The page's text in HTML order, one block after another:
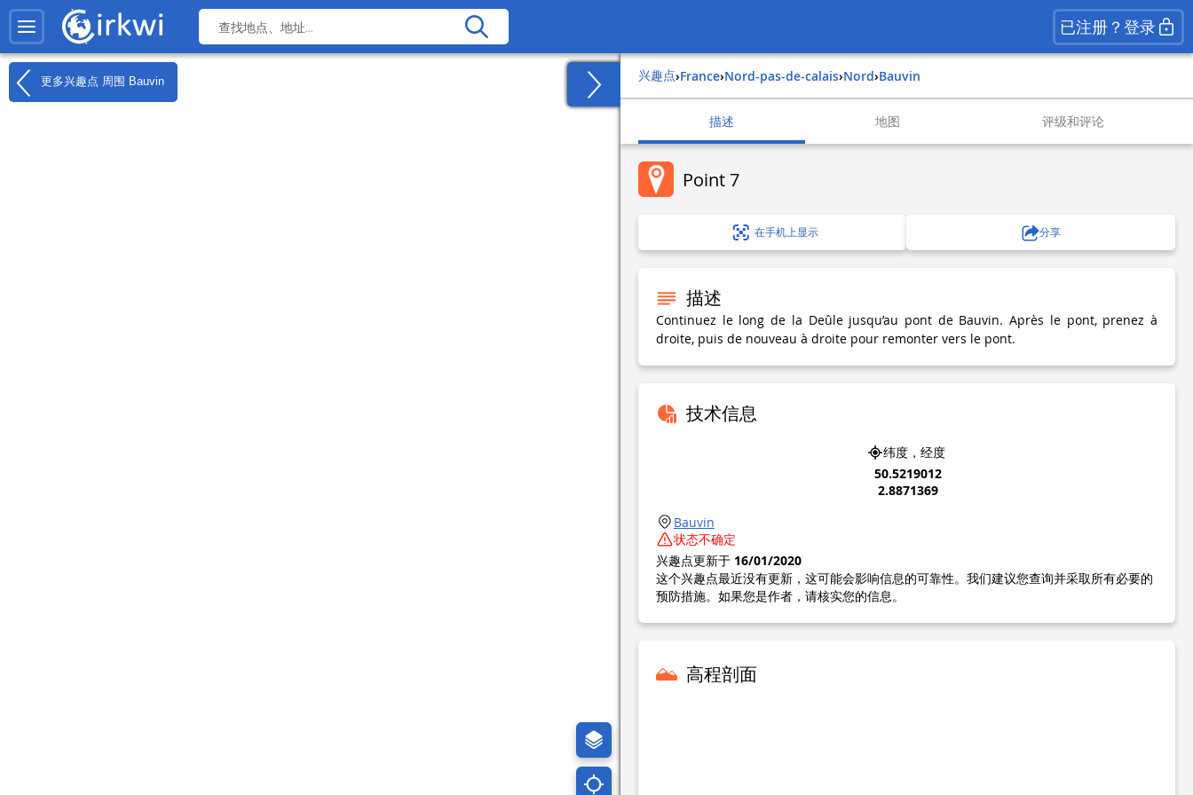
已注册？登录
更多兴趣点 周围 Bauvin 兴趣点› france› nord-pas-de-calais› nord› bauvin
描述 地图 评级和评论
Point 7
在手机上显示 分享
描述
Continuez le long de la Deûle jusqu’au pont de Bauvin. Après le pont, prenez à
droite, puis de nouveau à droite pour remonter vers le pont.
技术信息
纬度，经度
50.5219012
2.8871369
Bauvin
状态不确定
兴趣点更新于 16/01/2020
这个兴趣点最近没有更新，这可能会影响信息的可靠性。我们建议您查询并采取所有必要的
预防措施。如果您是作者，请核实您的信息。
高程剖面